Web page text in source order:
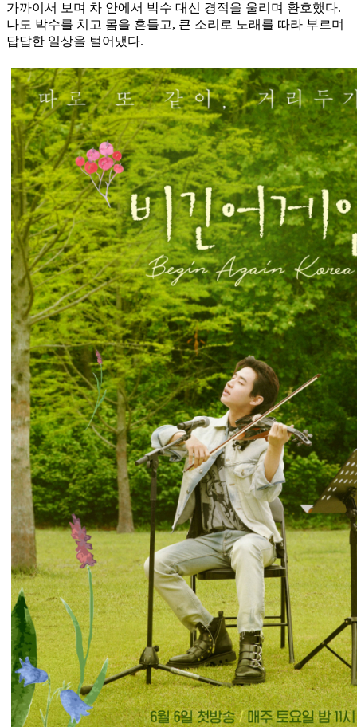
가까이서 보며 차 안에서 박수 대신 경적을 울리며 환호했다.
나도 박수를 치고 몸을 흔들고, 큰 소리로 노래를 따라 부르며
답답한 일상을 털어냈다.